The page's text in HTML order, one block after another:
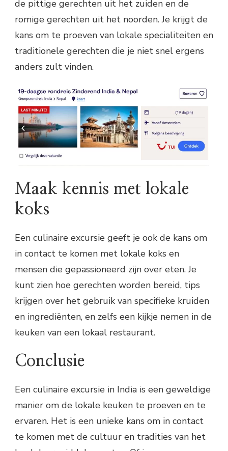
de pittige gerechten uit het zuiden en de
romige gerechten uit het noorden. Je krijgt de
kans om te proeven van lokale specialiteiten en
traditionele gerechten die je niet snel ergens
anders zult vinden.
Maak kennis met lokale
koks
Een culinaire excursie geeft je ook de kans om
in contact te komen met lokale koks en
mensen die gepassioneerd zijn over eten. Je
kunt zien hoe gerechten worden bereid, tips
krijgen over het gebruik van specifieke kruiden
en ingrediënten, en zelfs een kijkje nemen in de
keuken van een lokaal restaurant.
Conclusie
Een culinaire excursie in India is een geweldige
manier om de lokale keuken te proeven en te
ervaren. Het is een unieke kans om in contact
te komen met de cultuur en tradities van het